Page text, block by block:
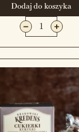
Dodaj do koszyka